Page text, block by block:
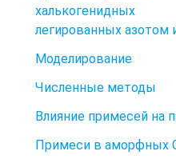
халькогенидных
легированных азотом
Моделирование
Численные методы
Влияние примесей на
Примеси в аморфных